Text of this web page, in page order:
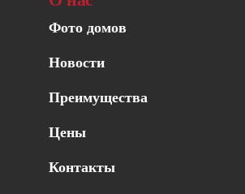
Фото домов
Новости
Преимущества
Цены
Контакты